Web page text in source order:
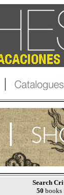
Search
50